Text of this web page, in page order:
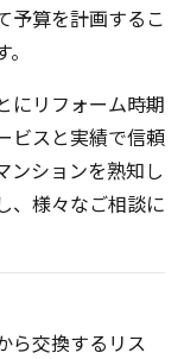
予算を計画するこ
にリフォーム時期
ビスと実績で信頼
ンションを熟知し
、様々なご相談に
ら交換するリス